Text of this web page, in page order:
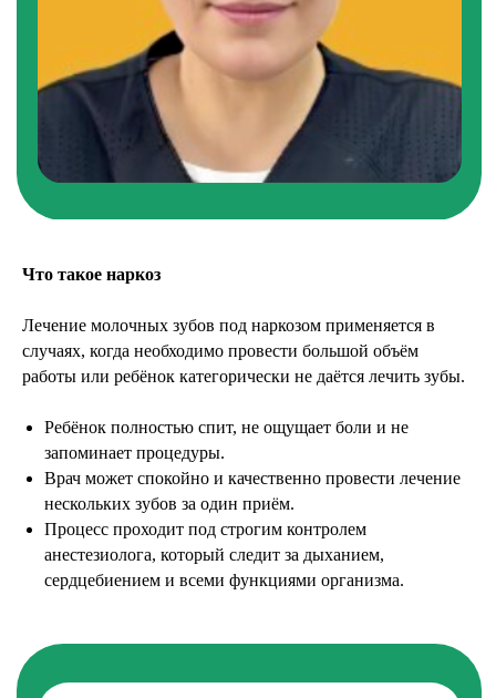
Что такое наркоз
Лечение молочных зубов под наркозом применяется в
случаях, когда необходимо провести большой объём
работы или ребёнок категорически не даётся лечить зубы.
Ребёнок полностью спит, не ощущает боли и не
запоминает процедуры.
Врач может спокойно и качественно провести лечение
нескольких зубов за один приём.
Процесс проходит под строгим контролем
анестезиолога, который следит за дыханием,
сердцебиением и всеми функциями организма.
Yes
Стоматологическая клиника в Москве и Московской области
ост. «ЖК Государев Дом». От м «Бульвар
Дмитрия Донского» маршрутка № 1224к до ост.
«Сухановская улица». От м «Аннино»
маршрутка № 1019к до ост. «Правление». От ж/
д станции «Расторгуево» автобус № 379 до ост.
«ЖК Государев Дом» и маршрутка № 1019к до
ост. «Правление».